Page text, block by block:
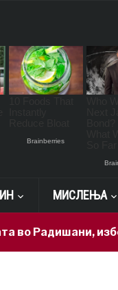
МИСЛЕЊА
избегал и